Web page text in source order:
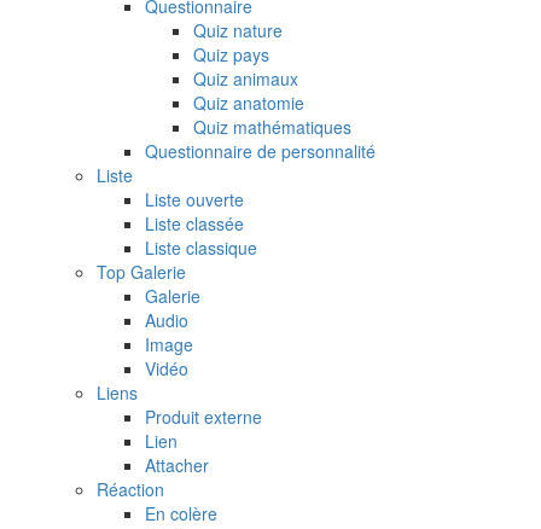
Questionnaire
Quiz nature
Quiz pays
Quiz animaux
Quiz anatomie
Quiz mathématiques
Questionnaire de personnalité
Liste
Liste ouverte
Liste classée
Liste classique
Top Galerie
Galerie
Audio
Image
Vidéo
Liens
Produit externe
Lien
Attacher
Réaction
En colère